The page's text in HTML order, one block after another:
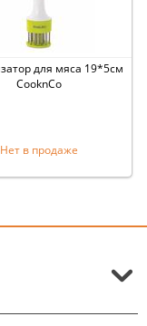
для мяса 19*5см
CooknCo
Нет в продаже